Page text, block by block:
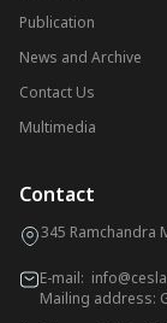
Publication
News and Archive
Contact Us
Multimedia
Contact
345 Ramchandra
E-mail:
Mailing address: